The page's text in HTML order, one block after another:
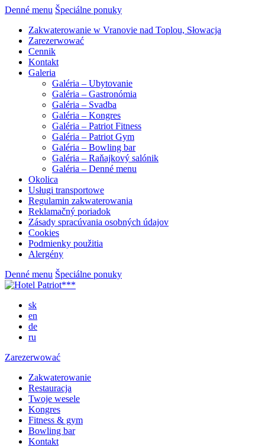
Denné menu Špeciálne ponuky
Zakwaterowanie w Vranovie nad Toplou, Słowacja
Zarezerwować
Cennik
Kontakt
Galeria
Galéria – Ubytovanie
Galéria – Gastronómia
Galéria – Svadba
Galéria – Kongres
Galéria – Patriot Fitness
Galéria – Patriot Gym
Galéria – Bowling bar
Galéria – Raňajkový salónik
Galéria – Denné menu
Okolica
Usługi transportowe
Regulamin zakwaterowania
Reklamačný poriadok
Zásady spracúvania osobných údajov
Cookies
Podmienky použitia
Alergény
Denné menu Špeciálne ponuky
sk
en
de
ru
Zarezerwować
Zakwaterowanie
Restauracja
Twoje wesele
Kongres
Fitness & gym
Bowling bar
Kontakt